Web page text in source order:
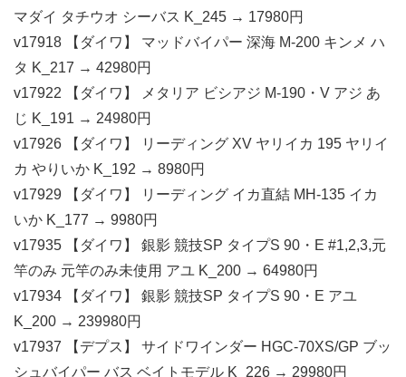
マダイ タチウオ シーバス K_245 → 17980円
v17918 【ダイワ】 マッドバイパー 深海 M-200 キンメ ハ
タ K_217 → 42980円
v17922 【ダイワ】 メタリア ビシアジ M-190・V アジ あ
じ K_191 → 24980円
v17926 【ダイワ】 リーディング XV ヤリイカ 195 ヤリイ
カ やりいか K_192 → 8980円
v17929 【ダイワ】 リーディング イカ直結 MH-135 イカ
いか K_177 → 9980円
v17935 【ダイワ】 銀影 競技SP タイプS 90・E #1,2,3,元
竿のみ 元竿のみ未使用 アユ K_200 → 64980円
v17934 【ダイワ】 銀影 競技SP タイプS 90・E アユ
K_200 → 239980円
v17937 【デプス】 サイドワインダー HGC-70XS/GP ブッ
シュバイパー バス ベイトモデル K_226 → 29980円